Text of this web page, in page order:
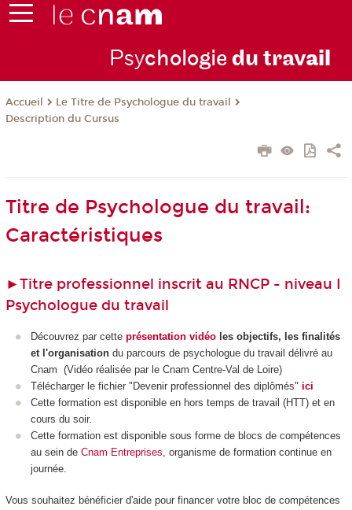
Psychologie du travail
Accueil
Le Titre de Psychologue du travail
Description du Cursus
Titre de Psychologue du travail:
Caractéristiques
►Titre professionnel inscrit au RNCP - niveau I
Psychologue du travail
Découvrez par cette présentation vidéo les objectifs, les finalités
et l'organisation du parcours de psychologue du travail délivré au
Cnam (Vidéo réalisée par le Cnam Centre-Val de Loire)
Télécharger le fichier "Devenir professionnel des diplômés" ici
Cette formation est disponible en hors temps de travail (HTT) et en
cours du soir.
Cette formation est disponible sous forme de blocs de compétences
au sein de Cnam Entreprises , organisme de formation continue en
journée.
Vous souhaitez bénéficier d'aide pour financer votre bloc de compétences